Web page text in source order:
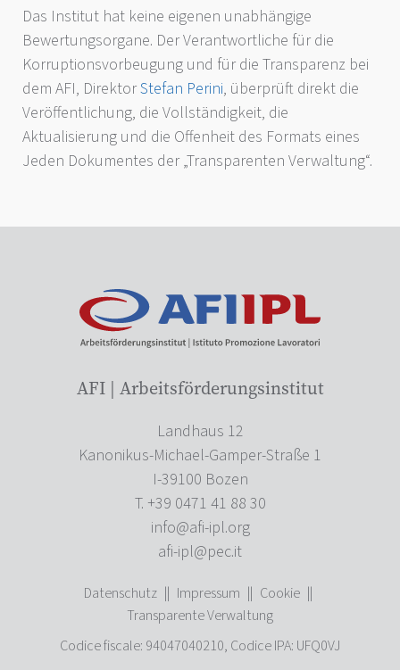
Das Institut hat keine eigenen unabhängige
Bewertungsorgane. Der Verantwortliche für die
Korruptionsvorbeugung und für die Transparenz bei
dem AFI, DirektorStefan Perini, überprüft direkt die
Veröffentlichung, die Vollständigkeit, die
Aktualisierung und die Offenheit des Formats eines
Jeden Dokumentes der „Transparenten Verwaltung“.
AFI | Arbeitsförderungsinstitut
Landhaus 12
Kanonikus-Michael-Gamper-Straße 1
I-39100 Bozen
T. +39 0471 41 88 30
info@afi-ipl.org
afi-ipl@pec.it
Datenschutz || Impressum || Cookie ||
Transparente Verwaltung
Codice fiscale: 94047040210, Codice IPA: UFQ0VJ